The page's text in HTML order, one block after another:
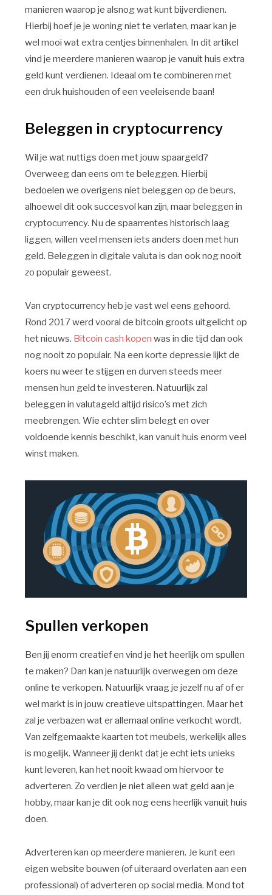
manieren waarop je alsnog wat kunt bijverdienen.
Hierbij hoef je je woning niet te verlaten, maar kan je
wel mooi wat extra centjes binnenhalen. In dit artikel
vind je meerdere manieren waarop je vanuit huis extra
geld kunt verdienen. Ideaal om te combineren met
een druk huishouden of een veeleisende baan!
Beleggen in cryptocurrency
Wil je wat nuttigs doen met jouw spaargeld?
Overweeg dan eens om te beleggen. Hierbij
bedoelen we overigens niet beleggen op de beurs,
alhoewel dit ook succesvol kan zijn, maar beleggen in
cryptocurrency. Nu de spaarrentes historisch laag
liggen, willen veel mensen iets anders doen met hun
geld. Beleggen in digitale valuta is dan ook nog nooit
zo populair geweest.
Van cryptocurrency heb je vast wel eens gehoord.
Rond 2017 werd vooral de bitcoin groots uitgelicht op
het nieuws. Bitcoin cash kopen was in die tijd dan ook
nog nooit zo populair. Na een korte depressie lijkt de
koers nu weer te stijgen en durven steeds meer
mensen hun geld te investeren. Natuurlijk zal
beleggen in valutageld altijd risico’s met zich
meebrengen. Wie echter slim belegt en over
voldoende kennis beschikt, kan vanuit huis enorm veel
winst maken.
Spullen verkopen
Ben jij enorm creatief en vind je het heerlijk om spullen
te maken? Dan kan je natuurlijk overwegen om deze
online te verkopen. Natuurlijk vraag je jezelf nu af of er
wel markt is in jouw creatieve uitspattingen. Maar het
zal je verbazen wat er allemaal online verkocht wordt.
Van zelfgemaakte kaarten tot meubels, werkelijk alles
is mogelijk. Wanneer jij denkt dat je echt iets unieks
kunt leveren, kan het nooit kwaad om hiervoor te
adverteren. Zo verdien je niet alleen wat geld aan je
hobby, maar kan je dit ook nog eens heerlijk vanuit huis
doen.
Adverteren kan op meerdere manieren. Je kunt een
eigen website bouwen (of uiteraard overlaten aan een
professional) of adverteren op social media. Mond tot